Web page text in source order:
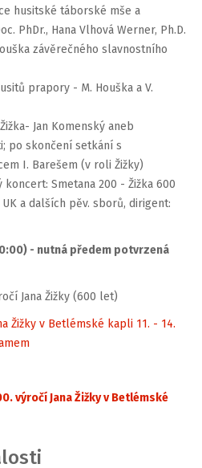
husitské táborské mše a
PhDr., Hana Vlhová Werner, Ph.D.
závěrečného slavnostního
prapory - M. Houška a V.
Jan Komenský aneb
po skončení setkání s
I. Barešem (v roli Žižky)
Smetana 200 - Žižka 600
a dalších pěv. sborů, dirigent:
- nutná předem potvrzená
Jana Žižky (600 let)
Žižky v Betlémské kapli 11. - 14.
výročí Jana Žižky v Betlémské